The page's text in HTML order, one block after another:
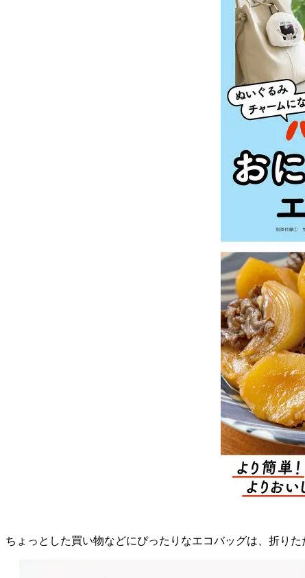
ちょっとした買い物などにぴったりなエコバッグは、折り